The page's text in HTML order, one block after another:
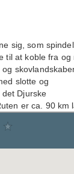
sig, som
til at koble fra og
slotte og
Djurske
er ca. 90 km